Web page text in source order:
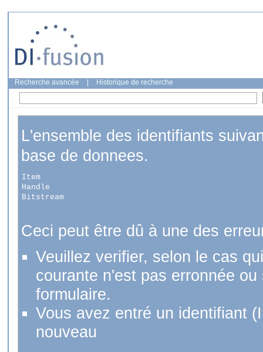
Recherche avancée Historique de recherche
L'ensemble des identifiants
base de donnees.
Item
Handle
Bitstream
Ceci peut être dû à une des
Veuillez verifier, selon le cas
courante n'est pas erronnée
formulaire.
Vous avez entré un identifiant
nouveau